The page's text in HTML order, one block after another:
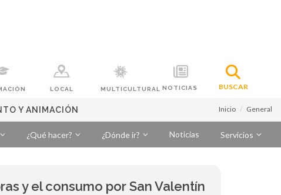
LOCAL MULTICULTURAL NOTICIAS BUSCAR
Y ANIMACIÓN Inicio General
¿Qué hacer? ¿Dónde ir? Noticias Servicios
y el consumo por San Valentín